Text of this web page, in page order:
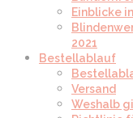
Einblicke
2021
Bestellablauf
Versand
Weshalb